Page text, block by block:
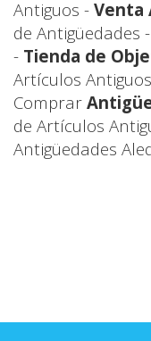
Antiguos - Venta
de Antigüedades
- Tienda de
Artículos
Comprar
de Artículos
Antigüedades